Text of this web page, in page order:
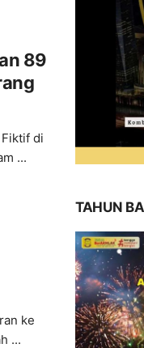
89
Fiktif di
...
ke
...
TAHUN